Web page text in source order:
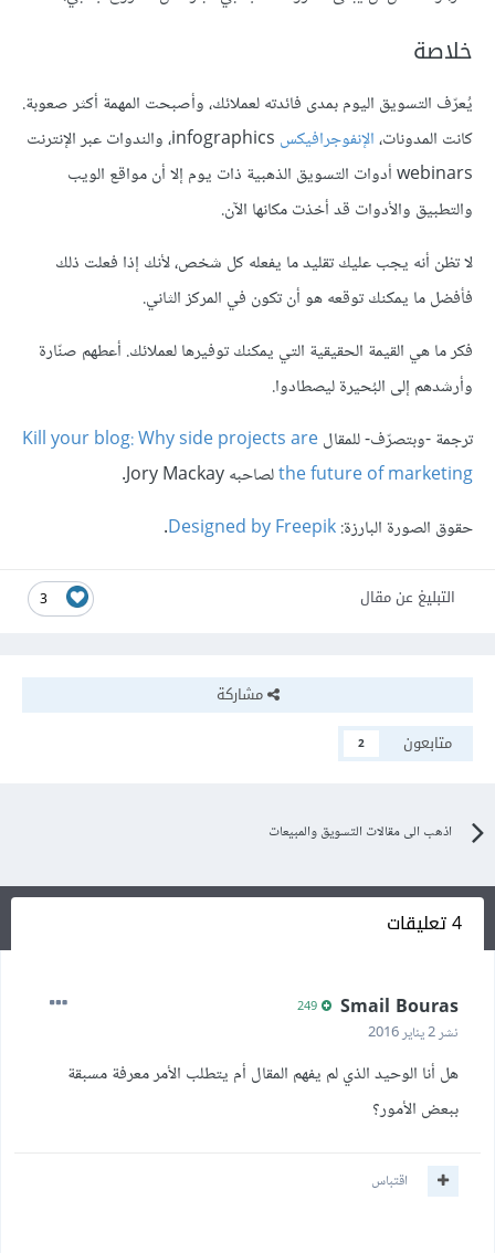
خلاصة
يُعرّف التسويق اليوم بمدى فائدته لعملائك، وأصبحت المهمة أكثر صعوبة.
كانت المدونات،الإنفوجرافيكس
infographics، والندوات عبر الإنترنت
webinars أدوات التسويق الذهبية ذات يوم إلا أن مواقع الويب
والتطبيق والأدوات قد أخذت مكانها الآن.
لا تظن أنه يجب عليك تقليد ما يفعله كل شخص، لأنك إذا فعلت ذلك
فأفضل ما يمكنك توقعه هو أن تكون في المركز الثاني.
فكر ما هي القيمة الحقيقية التي يمكنك توفيرها لعملائك. أعطهم صنّارة
وأرشدهم إلى البُحيرة ليصطادوا.
ترجمة -وبتصرّف- للمقالKill your blog: Why side projects are
the future of marketingلصاحبه Jory Mackay.
حقوق الصورة البارزة:Designed by Freepik
.
3 التبليغ عن مقال
مشاركة
متابعون
2
اذهب الى مقالات التسويق والمبيعات
4 تعليقات
Smail Bouras
نشر2 يناير 2016
هل أنا الوحيد الذي لم يفهم المقال أم يتطلب الأمر معرفة مسبقة
ببعض الأمور؟
اقتباس